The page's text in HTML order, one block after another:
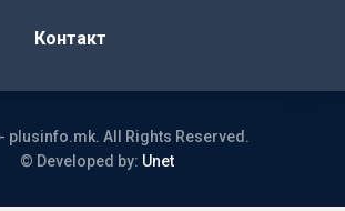
Контакт
plusinfo.mk. All Rights Reserved.
© Developed by: Unet